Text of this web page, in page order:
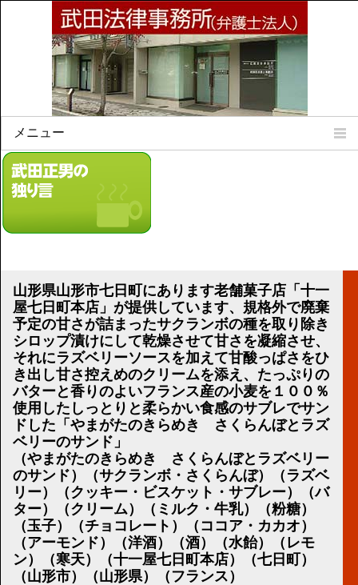
メニュー
Home
所属弁護士
法律相談案内
リンク集
顧問契約について
講演のご案内
気をつけたい法律のポイント
武田正男の独り言
山形県山形市七日町にあります老舗菓子店「十一
屋七日町本店」が提供しています、規格外で廃棄
予定の甘さが詰まったサクランボの種を取り除き
シロップ漬けにして乾燥させて甘さを凝縮させ、
それにラズベリーソースを加えて甘酸っぱさをひ
き出し甘さ控えめのクリームを添え、たっぷりの
バターと香りのよいフランス産の小麦を１００％
使用したしっとりと柔らかい食感のサブレでサン
ドした「やまがたのきらめき さくらんぼとラズ
ベリーのサンド」
（やまがたのきらめき さくらんぼとラズベリー
のサンド）（サクランボ・さくらんぼ）（ラズベ
リー）（クッキー・ビスケット・サブレー）（バ
ター）（クリーム）（ミルク・牛乳）（粉糖）
（玉子）（チョコレート）（ココア・カカオ）
（アーモンド）（洋酒）（酒）（水飴）（レモ
ン）（寒天）（十一屋七日町本店）（七日町）
（山形市）（山形県）（フランス）